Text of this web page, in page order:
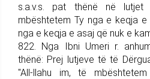
s.a.v.s. pat thënë në
mbështetem Ty nga e keqja
nga e ke­qja e asaj që nuk e
822. Nga Ibni Umeri r.
thënë: Prej lut­jeve të të
"All-llahu im, të